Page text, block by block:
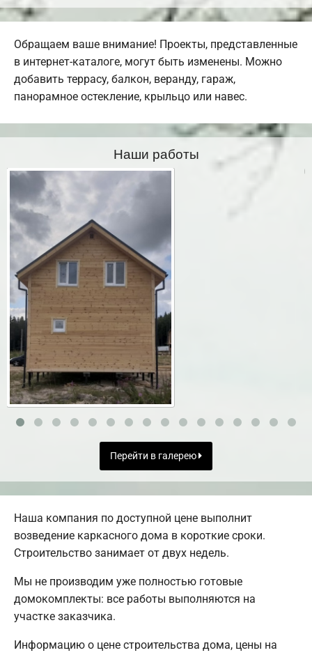
Обращаем ваше внимание! Проекты, представленные
в интернет-каталоге, могут быть изменены. Можно
добавить террасу, балкон, веранду, гараж,
панорамное остекление, крыльцо или навес.
Наши работы
Перейти в галерею
Наша компания по доступной цене выполнит
возведение каркасного дома в короткие сроки.
Строительство занимает от двух недель.
Мы не производим уже полностью готовые
домокомплекты: все работы выполняются на
участке заказчика.
Информацию о цене строительства дома, цены на